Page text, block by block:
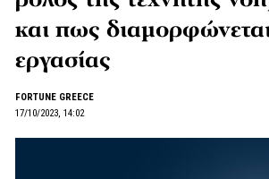
και πως
εργασίας
FORTUNE GREECE
17/10/2023, 14:02